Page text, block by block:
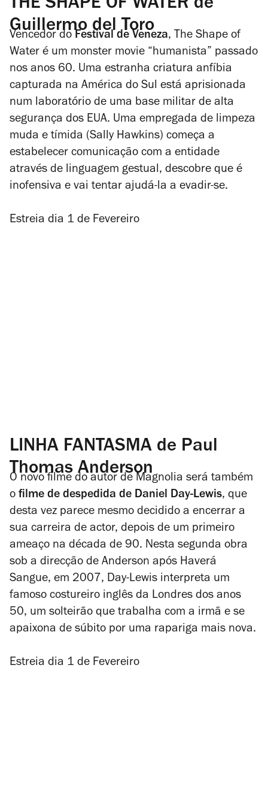
THE SHAPE OF WATER de
Guillermo del Toro
Vencedor do Festival de Veneza, The Shape of
Water é um monster movie “humanista” passado
nos anos 60. Uma estranha criatura anfíbia
capturada na América do Sul está aprisionada
num laboratório de uma base militar de alta
segurança dos EUA. Uma empregada de limpeza
muda e tímida (Sally Hawkins) começa a
estabelecer comunicação com a entidade
através de linguagem gestual, descobre que é
inofensiva e vai tentar ajudá-la a evadir-se.
Estreia dia 1 de Fevereiro
LINHA FANTASMA de Paul
Thomas Anderson
O novo filme do autor de Magnolia será também
o filme de despedida de Daniel Day-Lewis, que
desta vez parece mesmo decidido a encerrar a
sua carreira de actor, depois de um primeiro
ameaço na década de 90. Nesta segunda obra
sob a direcção de Anderson após Haverá
Sangue, em 2007, Day-Lewis interpreta um
famoso costureiro inglês da Londres dos anos
50, um solteirão que trabalha com a irmã e se
apaixona de súbito por uma rapariga mais nova.
Estreia dia 1 de Fevereiro